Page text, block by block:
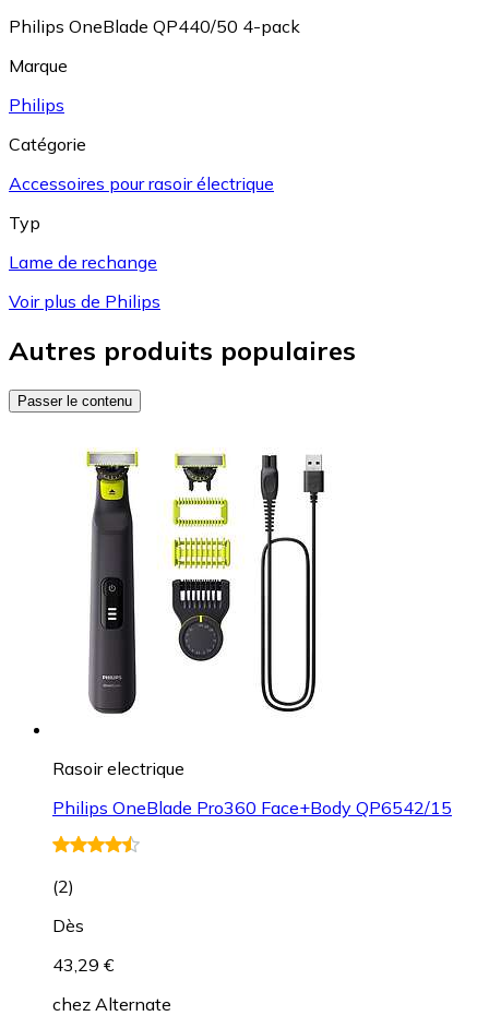
Philips OneBlade QP440/50 4-pack
Marque
Philips
Catégorie
Accessoires pour rasoir électrique
Typ
Lame de rechange
Voir plus de Philips
Autres produits populaires
Passer le contenu
Rasoir electrique
Philips OneBlade Pro360 Face+Body QP6542/15
(2)
Dès
43,29 €
chez Alternate